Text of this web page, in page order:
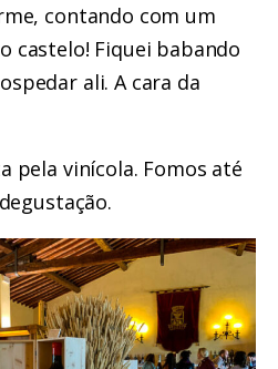
contando com um
castelo! Fiquei babando
ali. A cara da
pela vinícola. Fomos até